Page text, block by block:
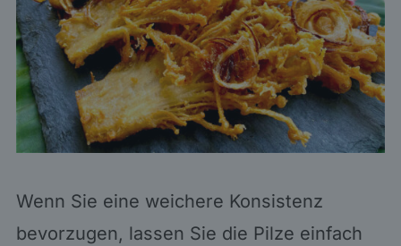
Wenn Sie eine weichere Konsistenz
bevorzugen, lassen Sie die Pilze einfach